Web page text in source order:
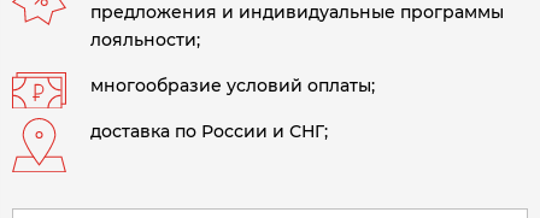
предложения и индивидуальные программы
лояльности;
многообразие условий оплаты;
доставка по России и СНГ;